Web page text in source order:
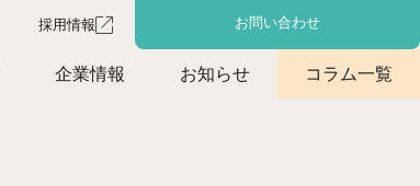
採用情報 お問い合わせ
企業情報 お知らせ コラム一覧